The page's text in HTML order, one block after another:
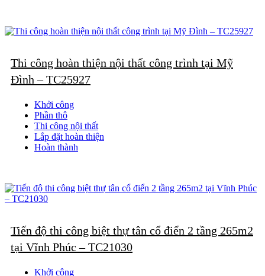
Thi công hoàn thiện nội thất công trình tại Mỹ
Đình – TC25927
Khởi công
Phần thô
Thi công nội thất
Lắp đặt hoàn thiện
Hoàn thành
Tiến độ thi công biệt thự tân cổ điển 2 tầng 265m2
tại Vĩnh Phúc – TC21030
Khởi công